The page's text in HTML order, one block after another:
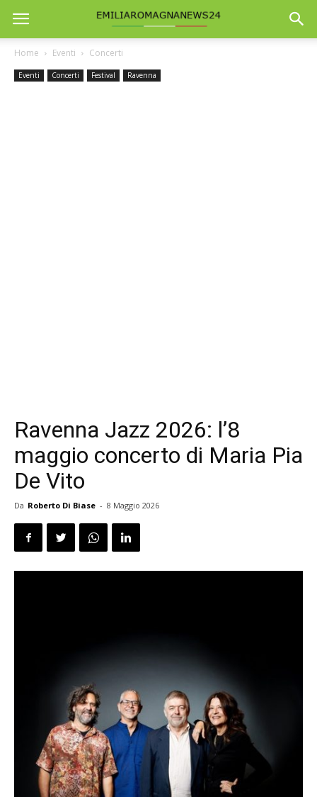
Home Eventi Concerti
Eventi Concerti Festival Ravenna
Ravenna Jazz 2026: l’8
maggio concerto di Maria Pia
De Vito
Da Roberto Di Biase - 8 Maggio 2026